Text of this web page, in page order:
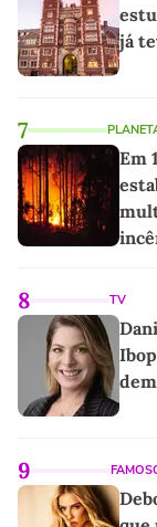
já
7
Em
8 TV
9